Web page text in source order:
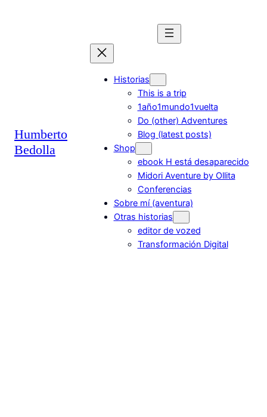
Humberto
Bedolla
Historias
This is a trip
1año1mundo1vuelta
Do (other) Adventures
Blog (latest posts)
Shop
ebook H está desaparecido
Midori Aventure by Ollita
Conferencias
Sobre mí (aventura)
Otras historias
editor de vozed
Transformación Digital